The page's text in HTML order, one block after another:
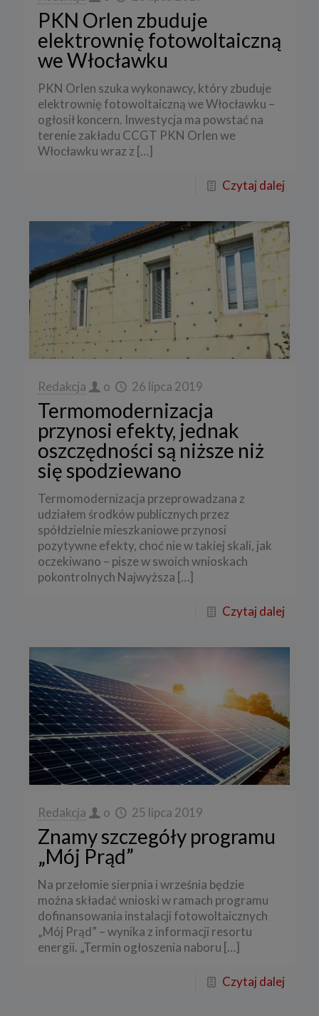
PKN Orlen zbuduje
elektrownię fotowoltaiczną
we Włocławku
PKN Orlen szuka wykonawcy, który zbuduje
elektrownię fotowoltaiczną we Włocławku –
ogłosił koncern. Inwestycja ma powstać na
terenie zakładu CCGT PKN Orlen we
Włocławku wraz z […]
Czytaj dalej
Redakcja o 26 lipca 2019
Termomodernizacja
przynosi efekty, jednak
oszczędności są niższe niż
się spodziewano
Termomodernizacja przeprowadzana z
udziałem środków publicznych przez
spółdzielnie mieszkaniowe przynosi
pozytywne efekty, choć nie w takiej skali, jak
oczekiwano – pisze w swoich wnioskach
pokontrolnych Najwyższa […]
Czytaj dalej
Redakcja o 25 lipca 2019
Znamy szczegóły programu
„Mój Prąd”
Na przełomie sierpnia i września będzie
można składać wnioski w ramach programu
dofinansowania instalacji fotowoltaicznych
„Mój Prąd” – wynika z informacji resortu
energii. „Termin ogłoszenia naboru […]
Czytaj dalej